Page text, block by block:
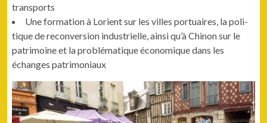
transports
Une for­ma­tion à Lori­ent sur les villes por­tu­aires, la poli­
tique de recon­ver­sion indus­trielle, ain­si qu’à Chi­non sur le
pat­ri­moine et la prob­lé­ma­tique économique dans les
échanges patrimoniaux